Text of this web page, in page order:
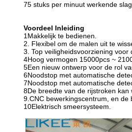
75 stuks per minuut werkende
Voordeel Inleiding
1Makkelijk te bedienen.
2. Flexibel om de malen uit te
3. Top veiligheidsvoorziening
4Hoog vermogen 15000pcs ~
5Een nieuw ontwerp voor de rol
6Noodstop met automatische
7Noodstop met automatische
8De breedte van de rijstroken
9.CNC bewerkingscentrum, en de
10Elektrisch smeersysteem.